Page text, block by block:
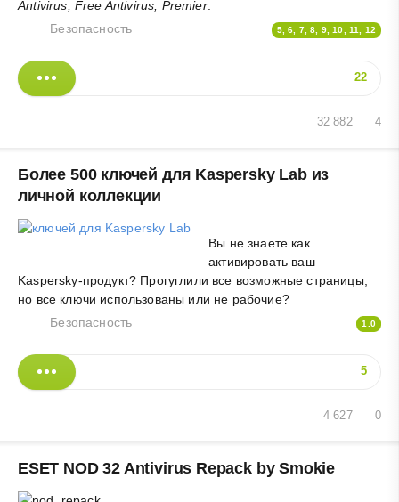
Antivirus, Free Antivirus, Premier.
Безопасность
5, 6, 7, 8, 9, 10, 11, 12
22
4
32 882
Более 500 ключей для Kaspersky Lab из
личной коллекции
Вы не знаете как
активировать ваш
Kaspersky-продукт? Прогуглили все возможные страницы,
но все ключи использованы или не рабочие?
Безопасность
1.0
5
0
4 627
ESET NOD 32 Antivirus Repack by Smokie